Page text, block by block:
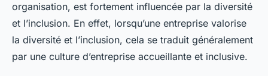
organisation, est fortement influencée par la diversité
et l’inclusion. En effet, lorsqu’une entreprise valorise
la diversité et l’inclusion, cela se traduit généralement
par une culture d’entreprise accueillante et inclusive.